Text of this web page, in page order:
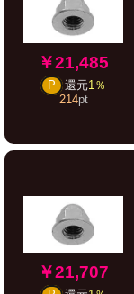
￥21,485
P 還元1％
214pt
￥21,707